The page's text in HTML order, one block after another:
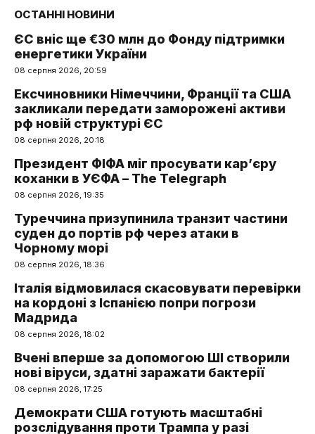
ОСТАННІ НОВИНИ
ЄС вніс ще €30 млн до Фонду підтримки
енергетики України
08 серпня 2026, 20:59
Ексчиновники Німеччини, Франції та США
закликали передати заморожені активи
рф новій структурі ЄС
08 серпня 2026, 20:18
Президент ФІФА міг просувати кар’єру
коханки в УЄФА – The Telegraph
08 серпня 2026, 19:35
Туреччина призупинила транзит частини
суден до портів рф через атаки в
Чорному морі
08 серпня 2026, 18:36
Італія відмовилася скасовувати перевірки
на кордоні з Іспанією попри погрози
Мадрида
08 серпня 2026, 18:02
Вчені вперше за допомогою ШІ створили
нові віруси, здатні заражати бактерії
08 серпня 2026, 17:25
Демократи США готують масштабні
розслідування проти Трампа у разі